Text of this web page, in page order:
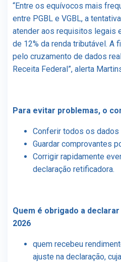
“Entre os equívocos mais
entre PGBL e VGBL, a
atender aos requisitos legais
de 12% da renda tributável. A
pelo cruzamento de dados
Receita Federal”, alerta
Para evitar problemas, o
Conferir todos os dados
Guardar comprovantes
Corrigir rapidamente
declaração retificadora.
Quem é obrigado a
2026
quem recebeu
ajuste na declaração,